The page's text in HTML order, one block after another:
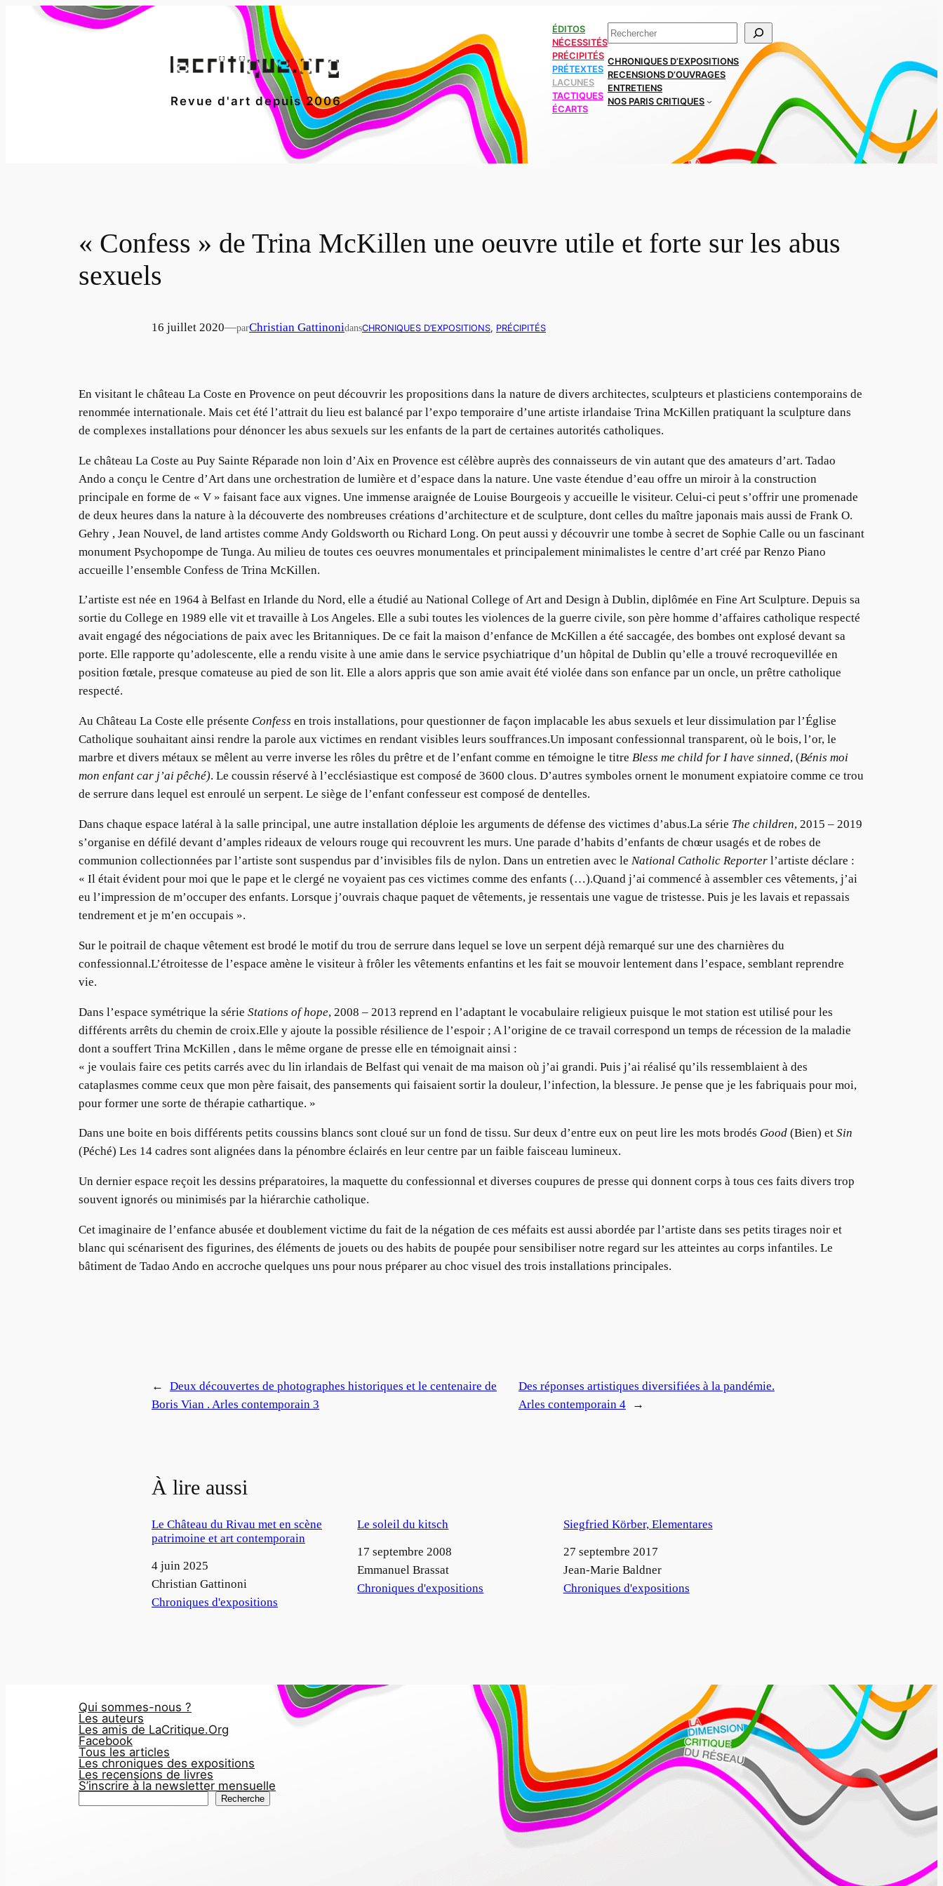
Revue d'art depuis 2006
ÉDITOS
NÉCESSITÉS
PRÉCIPITÉS
PRÉTEXTES
LACUNES
TACTIQUES
ÉCARTS
Rechercher
CHRONIQUES D’EXPOSITIONS
RECENSIONS D’OUVRAGES
ENTRETIENS
NOS PARIS CRITIQUES
« Confess » de Trina McKillen une oeuvre utile et forte sur les abus
sexuels
16 juillet 2020—parChristian GattinonidansCHRONIQUES D’EXPOSITIONS, PRÉCIPITÉS
En visitant le château La Coste en Provence on peut découvrir les propositions dans la nature de divers architectes, sculpteurs et plasticiens contemporains de
renommée internationale. Mais cet été l’attrait du lieu est balancé par l’expo temporaire d’une artiste irlandaise Trina McKillen pratiquant la sculpture dans
de complexes installations pour dénoncer les abus sexuels sur les enfants de la part de certaines autorités catholiques.
Le château La Coste au Puy Sainte Réparade non loin d’Aix en Provence est célèbre auprès des connaisseurs de vin autant que des amateurs d’art. Tadao
Ando a conçu le Centre d’Art dans une orchestration de lumière et d’espace dans la nature. Une vaste étendue d’eau offre un miroir à la construction
principale en forme de « V » faisant face aux vignes. Une immense araignée de Louise Bourgeois y accueille le visiteur. Celui-ci peut s’offrir une promenade
de deux heures dans la nature à la découverte des nombreuses créations d’architecture et de sculpture, dont celles du maître japonais mais aussi de Frank O.
Gehry , Jean Nouvel, de land artistes comme Andy Goldsworth ou Richard Long. On peut aussi y découvrir une tombe à secret de Sophie Calle ou un fascinant
monument Psychopompe de Tunga. Au milieu de toutes ces oeuvres monumentales et principalement minimalistes le centre d’art créé par Renzo Piano
accueille l’ensemble Confess de Trina McKillen.
L’artiste est née en 1964 à Belfast en Irlande du Nord, elle a étudié au National College of Art and Design à Dublin, diplômée en Fine Art Sculpture. Depuis sa
sortie du College en 1989 elle vit et travaille à Los Angeles. Elle a subi toutes les violences de la guerre civile, son père homme d’affaires catholique respecté
avait engagé des négociations de paix avec les Britanniques. De ce fait la maison d’enfance de McKillen a été saccagée, des bombes ont explosé devant sa
porte. Elle rapporte qu’adolescente, elle a rendu visite à une amie dans le service psychiatrique d’un hôpital de Dublin qu’elle a trouvé recroquevillée en
position fœtale, presque comateuse au pied de son lit. Elle a alors appris que son amie avait été violée dans son enfance par un oncle, un prêtre catholique
respecté.
Au Château La Coste elle présente Confess en trois installations, pour questionner de façon implacable les abus sexuels et leur dissimulation par l’Église
Catholique souhaitant ainsi rendre la parole aux victimes en rendant visibles leurs souffrances.Un imposant confessionnal transparent, où le bois, l’or, le
marbre et divers métaux se mêlent au verre inverse les rôles du prêtre et de l’enfant comme en témoigne le titre Bless me child for I have sinned, (Bénis moi
mon enfant car j’ai pêché). Le coussin réservé à l’ecclésiastique est composé de 3600 clous. D’autres symboles ornent le monument expiatoire comme ce trou
de serrure dans lequel est enroulé un serpent. Le siège de l’enfant confesseur est composé de dentelles.
Dans chaque espace latéral à la salle principal, une autre installation déploie les arguments de défense des victimes d’abus.La série The children, 2015 – 2019
s’organise en défilé devant d’amples rideaux de velours rouge qui recouvrent les murs. Une parade d’habits d’enfants de chœur usagés et de robes de
communion collectionnées par l’artiste sont suspendus par d’invisibles fils de nylon. Dans un entretien avec le National Catholic Reporter l’artiste déclare :
« Il était évident pour moi que le pape et le clergé ne voyaient pas ces victimes comme des enfants (…).Quand j’ai commencé à assembler ces vêtements, j’ai
eu l’impression de m’occuper des enfants. Lorsque j’ouvrais chaque paquet de vêtements, je ressentais une vague de tristesse. Puis je les lavais et repassais
tendrement et je m’en occupais ».
Sur le poitrail de chaque vêtement est brodé le motif du trou de serrure dans lequel se love un serpent déjà remarqué sur une des charnières du
confessionnal.L’étroitesse de l’espace amène le visiteur à frôler les vêtements enfantins et les fait se mouvoir lentement dans l’espace, semblant reprendre
vie.
Dans l’espace symétrique la série Stations of hope, 2008 – 2013 reprend en l’adaptant le vocabulaire religieux puisque le mot station est utilisé pour les
différents arrêts du chemin de croix.Elle y ajoute la possible résilience de l’espoir ; A l’origine de ce travail correspond un temps de récession de la maladie
dont a souffert Trina McKillen , dans le même organe de presse elle en témoignait ainsi :
« je voulais faire ces petits carrés avec du lin irlandais de Belfast qui venait de ma maison où j’ai grandi. Puis j’ai réalisé qu’ils ressemblaient à des
cataplasmes comme ceux que mon père faisait, des pansements qui faisaient sortir la douleur, l’infection, la blessure. Je pense que je les fabriquais pour moi,
pour former une sorte de thérapie cathartique. »
Dans une boite en bois différents petits coussins blancs sont cloué sur un fond de tissu. Sur deux d’entre eux on peut lire les mots brodés Good (Bien) et Sin
(Péché) Les 14 cadres sont alignées dans la pénombre éclairés en leur centre par un faible faisceau lumineux.
Un dernier espace reçoit les dessins préparatoires, la maquette du confessionnal et diverses coupures de presse qui donnent corps à tous ces faits divers trop
souvent ignorés ou minimisés par la hiérarchie catholique.
Cet imaginaire de l’enfance abusée et doublement victime du fait de la négation de ces méfaits est aussi abordée par l’artiste dans ses petits tirages noir et
blanc qui scénarisent des figurines, des éléments de jouets ou des habits de poupée pour sensibiliser notre regard sur les atteintes au corps infantiles. Le
bâtiment de Tadao Ando en accroche quelques uns pour nous préparer au choc visuel des trois installations principales.
←
Deux découvertes de photographes historiques et le centenaire de
Boris Vian . Arles contemporain 3
Des réponses artistiques diversifiées à la pandémie.
Arles contemporain 4
→
À lire aussi
Le Château du Rivau met en scène
patrimoine et art contemporain
Date
4 juin 2025
Auteur
Christian Gattinoni
Par rapport à
Chroniques d'expositions
Le soleil du kitsch
Date
17 septembre 2008
Auteur
Emmanuel Brassat
Par rapport à
Chroniques d'expositions
Siegfried Körber, Elementares
Date
27 septembre 2017
Auteur
Jean-Marie Baldner
Par rapport à
Chroniques d'expositions
Qui sommes-nous ?
Les auteurs
Les amis de LaCritique.Org
Facebook
Tous les articles
Les chroniques des expositions
Les recensions de livres
S’inscrire à la newsletter mensuelle
Recherche